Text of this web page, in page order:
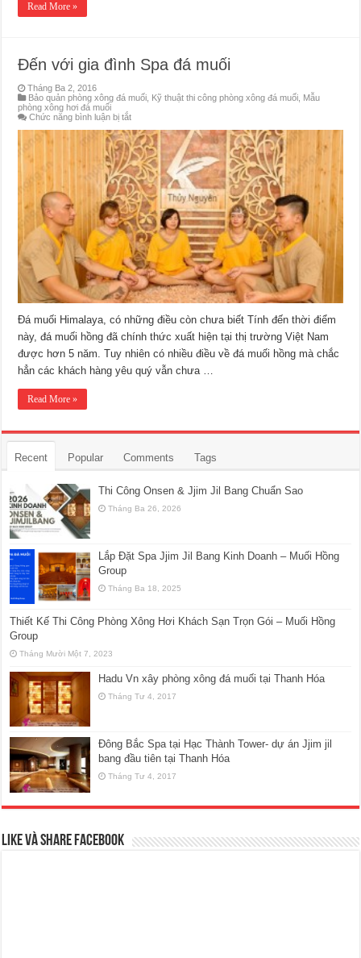
Read More »
Đến với gia đình Spa đá muối
Tháng Ba 2, 2016
Bảo quản phòng xông đá muối Kỹ thuật thi công phòng xông đá muối Mẫu
phòng xông hơi đá muối
Chức năng bình luận bị tắtở
với
gia
đình
Spa
đá
muối
Đá muối Himalaya, có những điều còn chưa biết Tính đến thời điểm
này, đá muối hồng đã chính thức xuất hiện tại thị trường Việt Nam
được hơn 5 năm. Tuy nhiên có nhiều điều về đá muối hồng mà chắc
hẳn các khách hàng yêu quý vẫn chưa …
Read More »
Recent Popular Comments Tags
Thi Công Onsen & Jjim Jil Bang Chuẩn Sao
Tháng Ba 26, 2026
Lắp Đặt Spa Jjim Jil Bang Kinh Doanh – Muối Hồng
Group
Tháng Ba 18, 2025
Thiết Kế Thi Công Phòng Xông Hơi Khách Sạn Trọn Gói – Muối Hồng
Group
Tháng Mười Một 7, 2023
Hadu Vn xây phòng xông đá muối tại Thanh Hóa
Tháng Tư 4, 2017
Đông Bắc Spa tại Hạc Thành Tower- dự án Jjim jil
bang đầu tiên tại Thanh Hóa
Tháng Tư 4, 2017
Like và Share Facebook